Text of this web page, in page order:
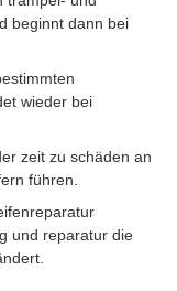
beginnt dann bei
wieder bei
zeit zu schäden an
führen.
und reparatur die